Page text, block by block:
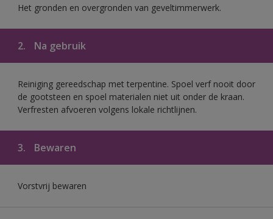
Het gronden en overgronden van geveltimmerwerk.
2. Na gebruik
Reiniging gereedschap met terpentine. Spoel verf nooit door
de gootsteen en spoel materialen niet uit onder de kraan.
Verfresten afvoeren volgens lokale richtlijnen.
3. Bewaren
Vorstvrij bewaren